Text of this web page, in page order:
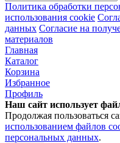
Политика обработки
использования cookie
данных Согласие на
материалов
Главная
Каталог
Корзина
Избранное
Профиль
Наш сайт использует
Продолжая пользоваться
использованием файлов
персональных данных.